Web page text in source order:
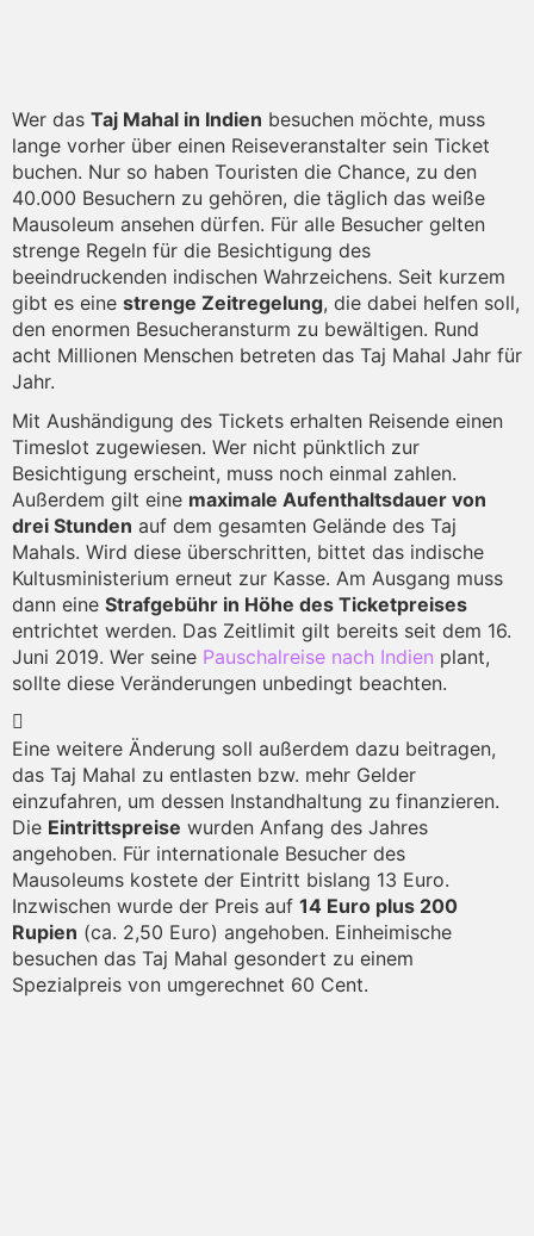
Wer das Taj Mahal in Indien besuchen möchte, muss
lange vorher über einen Reiseveranstalter sein Ticket
buchen. Nur so haben Touristen die Chance, zu den
40.000 Besuchern zu gehören, die täglich das weiße
Mausoleum ansehen dürfen. Für alle Besucher gelten
strenge Regeln für die Besichtigung des
beeindruckenden indischen Wahrzeichens. Seit kurzem
gibt es eine strenge Zeitregelung, die dabei helfen soll,
den enormen Besucheransturm zu bewältigen. Rund
acht Millionen Menschen betreten das Taj Mahal Jahr für
Jahr.
Mit Aushändigung des Tickets erhalten Reisende einen
Timeslot zugewiesen. Wer nicht pünktlich zur
Besichtigung erscheint, muss noch einmal zahlen.
Außerdem gilt eine maximale Aufenthaltsdauer von
drei Stunden auf dem gesamten Gelände des Taj
Mahals. Wird diese überschritten, bittet das indische
Kultusministerium erneut zur Kasse. Am Ausgang muss
dann eine Strafgebühr in Höhe des Ticketpreises
entrichtet werden. Das Zeitlimit gilt bereits seit dem 16.
Juni 2019. Wer seine Pauschalreise nach Indien plant,
sollte diese Veränderungen unbedingt beachten.
Eine weitere Änderung soll außerdem dazu beitragen,
das Taj Mahal zu entlasten bzw. mehr Gelder
einzufahren, um dessen Instandhaltung zu finanzieren.
Die Eintrittspreise wurden Anfang des Jahres
angehoben. Für internationale Besucher des
Mausoleums kostete der Eintritt bislang 13 Euro.
Inzwischen wurde der Preis auf 14 Euro plus 200
Rupien (ca. 2,50 Euro) angehoben. Einheimische
besuchen das Taj Mahal gesondert zu einem
Spezialpreis von umgerechnet 60 Cent.